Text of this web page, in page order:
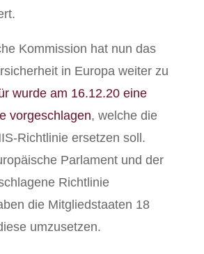
Kommission hat nun das
in Europa weiter zu
wurde am 16.12.20 eine
vorgeschlagen, welche die
Richtlinie ersetzen soll.
Parlament und der
Richtlinie
die Mitgliedstaaten 18
umzusetzen.